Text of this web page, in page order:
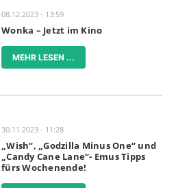
08.12.2023 - 13:59
Wonka – Jetzt im Kino
MEHR LESEN ...
30.11.2023 - 11:28
„Wish“, „Godzilla Minus One“ und
„Candy Cane Lane“- Emus Tipps
fürs Wochenende!